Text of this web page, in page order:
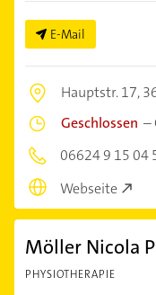
E-Mail
Hauptstr. 17,
Geschlossen –
06624 9 15 04
Webseite
Möller Nicola
PHYSIOTHERAPIE